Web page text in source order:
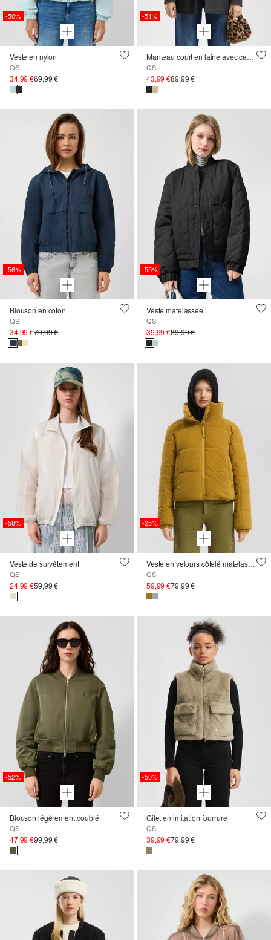
-50%
Veste en nylon
QS
34,99 €69,99 €
-51%
Manteau court en laine avec capuche
QS
43,99 €89,99 €
-56%
Blouson en coton
QS
34,99 €79,99 €
-55%
Veste matelassée
QS
39,99 €89,99 €
-58%
Veste de survêtement
QS
24,99 €59,99 €
-25%
Veste en velours côtelé matelassée
QS
59,99 €79,99 €
-52%
Blouson légèrement doublé
QS
47,99 €99,99 €
-50%
Gilet en imitation fourrure
QS
39,99 €79,99 €